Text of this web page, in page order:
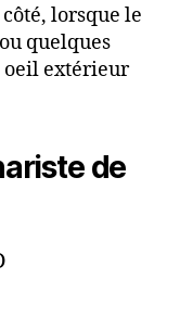
lorsque le
quelques
oeil extérieur
de